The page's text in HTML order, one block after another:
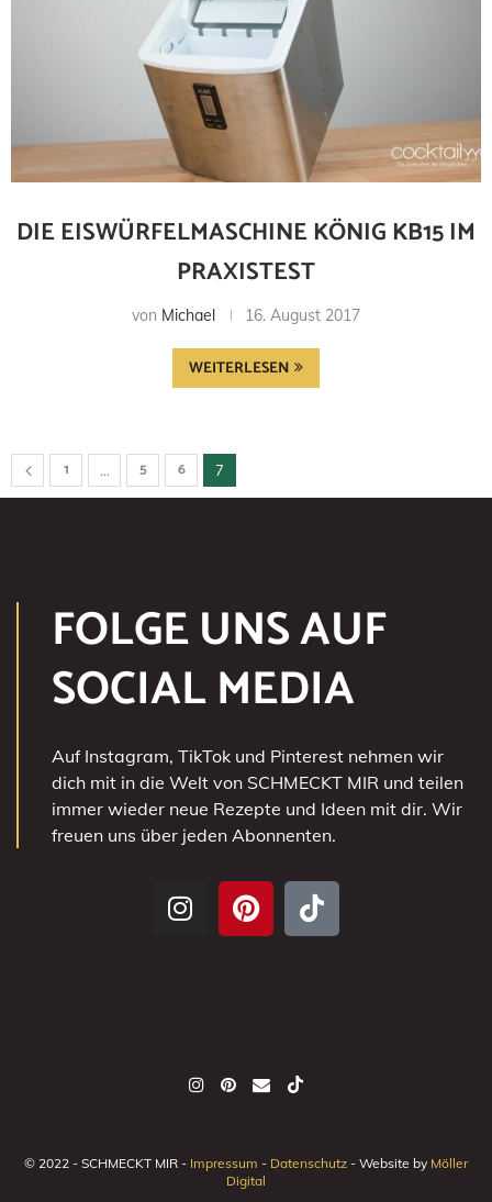
DIE EISWÜRFELMASCHINE KÖNIG KB15 IM
PRAXISTEST
von Michael 16. August 2017
WEITERLESEN
1 … 5 6 7
FOLGE UNS AUF
SOCIAL MEDIA
Auf Instagram, TikTok und Pinterest nehmen wir
dich mit in die Welt von SCHMECKT MIR und teilen
immer wieder neue Rezepte und Ideen mit dir. Wir
freuen uns über jeden Abonnenten.
© 2022 - SCHMECKT MIR - Impressum - Datenschutz - Website by Möller
Digital